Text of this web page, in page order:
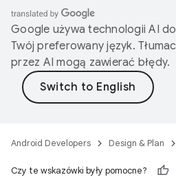
Google używa technologii AI
Twój preferowany język.
przez AI mogą zawierać błędy.
Android Developers Design & Plan
Czy te wskazówki były pomocne?